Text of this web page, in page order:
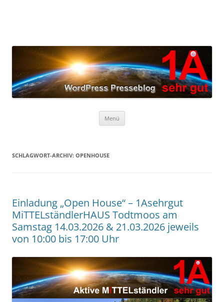
Menü
SCHLAGWORT-ARCHIV: OPENHOUSE
Einladung „Open House“ – 1Asehrgut
MiTTELständlerHAUS Todtmoos am
Samstag 14.03.2026 & 21.03.2026 jeweils
von 10:00 bis 17:00 Uhr